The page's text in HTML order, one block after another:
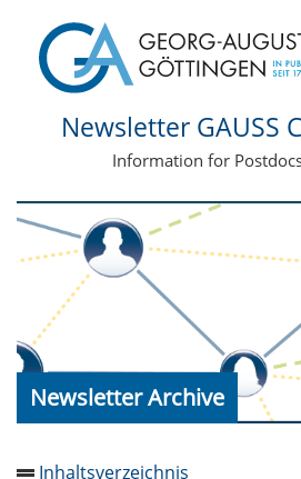
Newsletter GAUSS
Information for
Newsletter Archive
Inhaltsverzeichnis